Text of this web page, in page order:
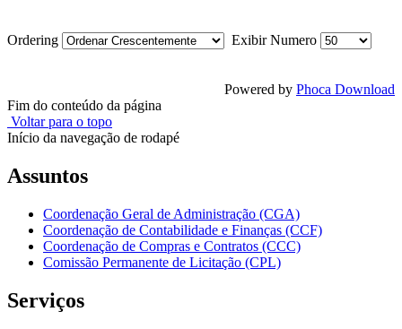
Ordering Exibir Numero
Powered by Phoca Download
Fim do conteúdo da página
Voltar para o topo
Início da navegação de rodapé
Assuntos
Coordenação Geral de Administração (CGA)
Coordenação de Contabilidade e Finanças (CCF)
Coordenação de Compras e Contratos (CCC)
Comissão Permanente de Licitação (CPL)
Serviços